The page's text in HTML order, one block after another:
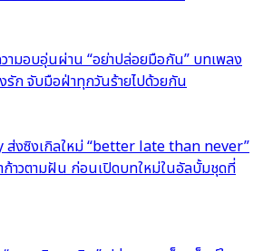
ามอบอุ่นผ่าน “อย่าปล่อยมือกัน” บทเพลง
ก จับมือฝ่าทุกวันร้ายไปด้วยกัน
งซิงเกิลใหม่ “better late than never”
าวตามฝัน ก่อนเปิดบทใหม่ในอัลบั้มชุดที่